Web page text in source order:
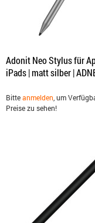
Adonit Neo Stylus für
iPads | matt silber |
Bitteanmelden , um
Preise zu sehen!